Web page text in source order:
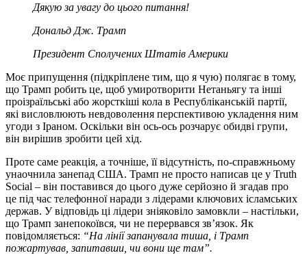
Дякую за увагу до цього питання!
Дональд Дж. Трамп
Президент Сполучених Штатів Америки
Моє припущення (підкріплене тим, що я чую) полягає в тому,
що Трамп робить це, щоб умиротворити Нетаньягу та інші
проізраїльські або жорсткіші кола в Республіканській партії,
які висловлюють невдоволення перспективою укладення ним
угоди з Іраном. Оскільки він ось-ось розчарує обидві групи,
він вирішив зробити цей хід.
Проте саме реакція, а точніше, її відсутність, по-справжньому
унаочнила занепад США. Трамп не просто написав це у Truth
Social – він поставився до цього дуже серйозно й згадав про
це під час телефонної наради з лідерами ключових ісламських
держав. У відповідь ці лідери зніяковіло замовкли – настільки,
що Трамп занепокоївся, чи не перервався зв’язок. Як
повідомляється: “На лінії запанувала тиша, і Трамп
пожартував, запитавши, чи вони ще там”.